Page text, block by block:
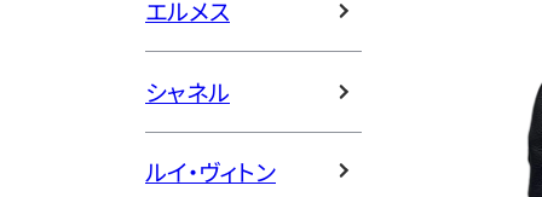
エルメス
シャネル
ルイ・ヴィトン